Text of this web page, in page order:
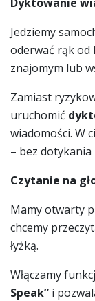
Jedziemy
oderwać rąk od
znajomym lub
Zamiast
uruchomić
wiadomości. W
– bez
Czytanie na
Mamy otwarty
chcemy
łyżką.
Włączamy
Speak” i